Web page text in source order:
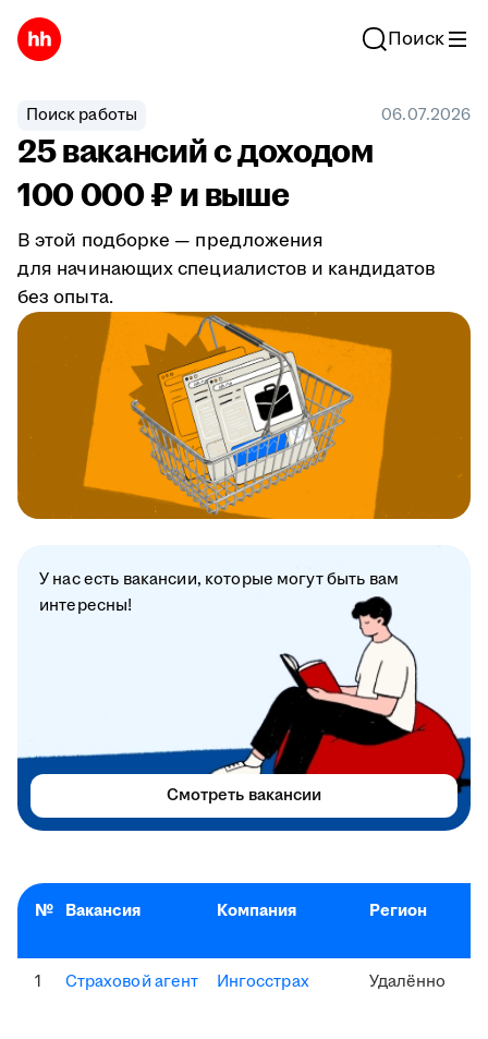
Поиск
Поиск работы 06.07.2026
25 вакансий с доходом
100 000 ₽ и выше
В этой подборке — предложения
для начинающих специалистов и кандидатов
без опыта.
№ Вакансия Компания Регион
1 Страховой агент Ингосстрах Удалённо
У нас есть вакансии, которые могут быть вам
интересны!
Смотреть вакансии